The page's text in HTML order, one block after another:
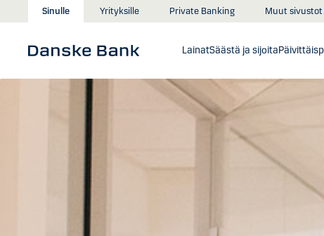
Siirry sisältöön
Sinulle Yrityksille Private Banking Muut sivustot
LainatSäästä ja sijoita